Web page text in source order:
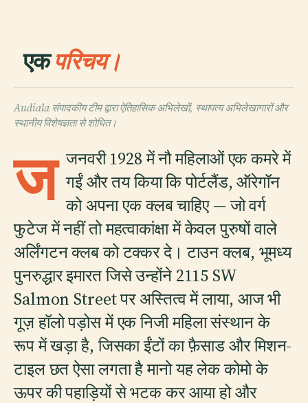
एकपरिचय।
Audiala संपादकीय टीम द्वारा ऐतिहासिक अभिलेखों, स्थापत्य अभिलेखागारों और
स्थानीय विशेषज्ञता से शोधित।
ज जनवरी 1928 में नौ महिलाओं एक कमरे में
गईं और तय किया कि पोर्टलैंड, ऑरेगॉन
को अपना एक क्लब चाहिए — जो वर्ग
फुटेज में नहीं तो महत्वाकांक्षा में केवल पुरुषों वाले
अर्लिंगटन क्लब को टक्कर दे। टाउन क्लब, भूमध्य
पुनरुद्धार इमारत जिसे उन्होंने 2115 SW
Salmon Street पर अस्तित्व में लाया, आज भी
गूज़ हॉलो पड़ोस में एक निजी महिला संस्थान के
रूप में खड़ा है, जिसका ईंटों का फ़ैसाड और मिशन-
टाइल छत ऐसा लगता है मानो यह लेक कोमो के
ऊपर की पहाड़ियों से भटक कर आया हो और